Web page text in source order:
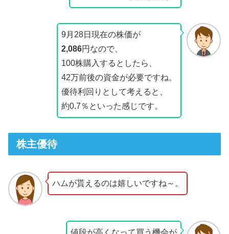
9月28日現在の株価が
2,086円なので、
100株購入するとしたら、
42万前後の資金が必要ですね。
優待利回りとして考えると、
約0.7％といった感じです。
株主優待
ハムが貰えるのは嬉しいですね～。
値段が高くなって買う機会が